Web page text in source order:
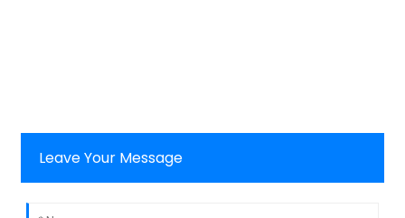
Leave Your Message